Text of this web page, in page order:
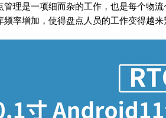
管理是一项细而杂的工作，也是每个物
频率增加，使得盘点人员的工作变得越